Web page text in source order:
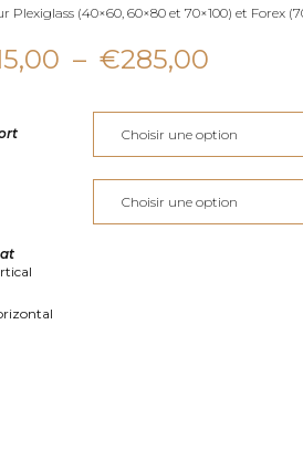
Plexiglass (40×60, 60×80 et 70×100) et Forex
– €285,00
prix :
à